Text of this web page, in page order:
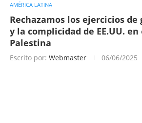
AMÉRICA LATINA
Rechazamos los ejercicios
y la complicidad de EE.UU.
Palestina
Escrito por: Webmaster 06/06/2025